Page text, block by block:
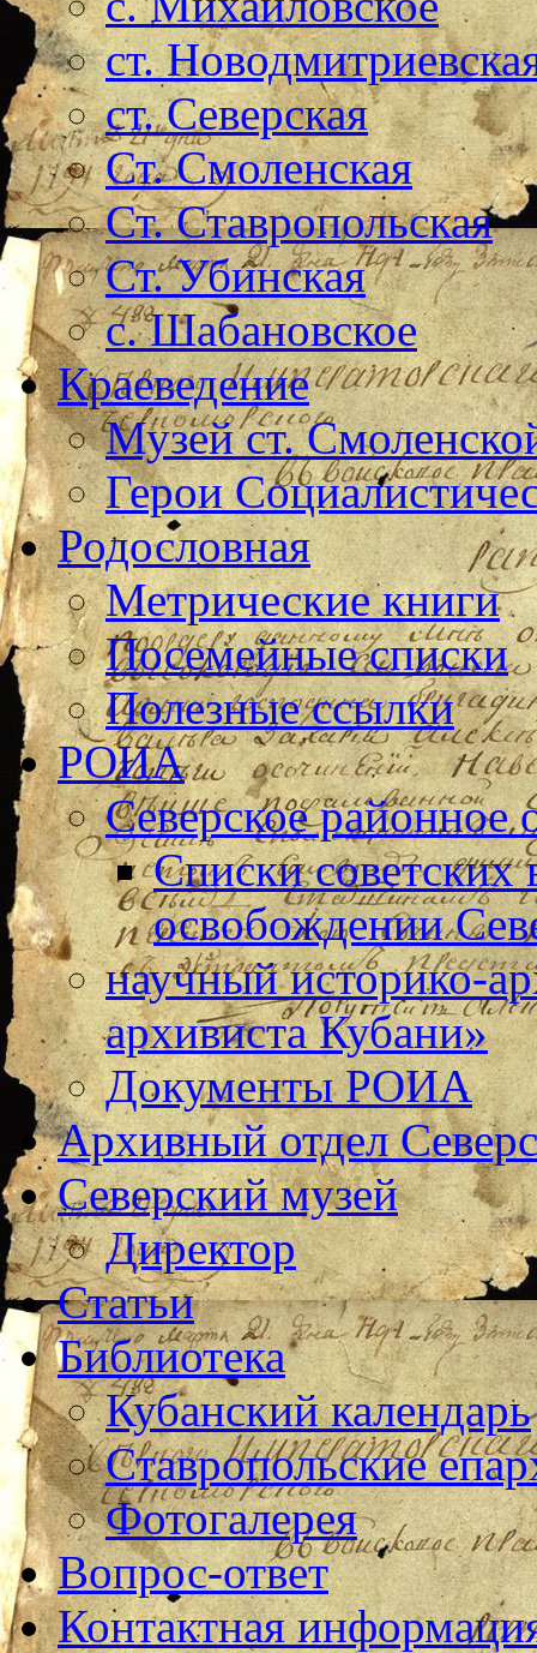
ст.
ст. Северская
Ст. Смоленская
Ст. Ставропольская
Ст. Убинская
с. Шабановское
Краеведение
Музей ст.
Герои
Родословная
Метрические книги
Посемейные списки
Полезные ссылки
РОИА
Северское
Списки
освобождении
научный историко-
архивиста Кубани»
Документы РОИА
Архивный отдел
Северский музей
Директор
Статьи
Библиотека
Кубанский календарь
Ставропольские
Фотогалерея
Вопрос-ответ
Контактная